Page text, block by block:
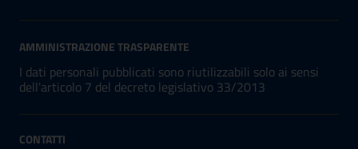
AMMINISTRAZIONE TRASPARENTE
I dati personali pubblicati sono riutilizzabili solo ai sensi
dell'articolo 7 del decreto legislativo 33/2013
CONTATTI